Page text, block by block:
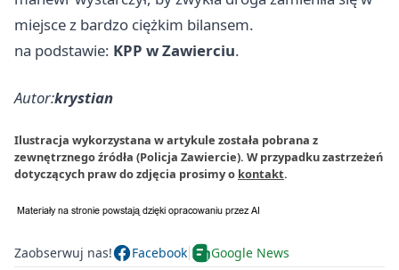
miejsce z bardzo ciężkim bilansem.
na podstawie: KPP w Zawierciu.
Autor:krystian
Ilustracja wykorzystana w artykule została pobrana z
zewnętrznego źródła (Policja Zawiercie). W przypadku zastrzeżeń
dotyczących praw do zdjęcia prosimy o kontakt.
Zaobserwuj nas! Facebook Google News